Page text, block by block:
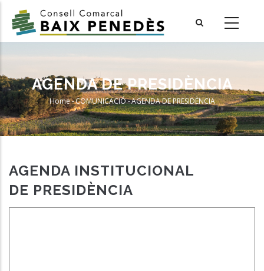
main
AGENDA DE PRESIDÈNCIA
Breadcrumb
Home-COMUNICACIÓ-AGENDA DE PRESIDÈNCIA
AGENDA INSTITUCIONAL
DE PRESIDÈNCIA